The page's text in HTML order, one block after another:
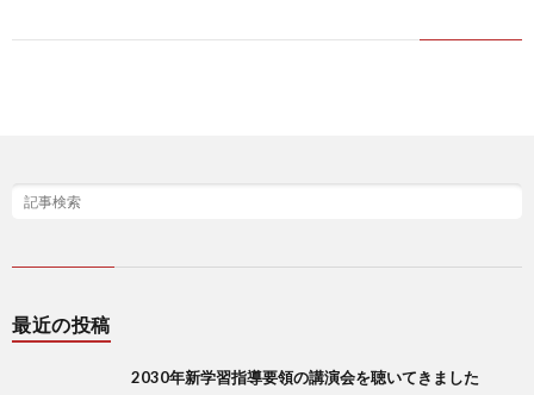
最近の投稿
2030年新学習指導要領の講演会を聴いてきました